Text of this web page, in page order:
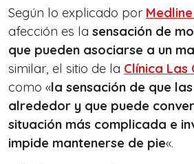
Según lo explicado por
afección es la sensación de
que pueden asociarse a un
similar, el sitio de la Clínica Las
como «la sensación de que
alrededor y que puede
situación más complicada e
impide mantenerse de pie«.